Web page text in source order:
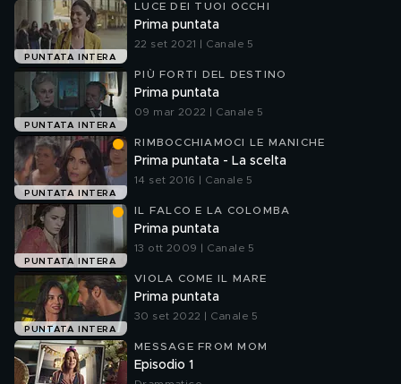
PUNTATA INTERA
LUCE DEI TUOI OCCHI
Prima puntata
22 set 2021 | Canale 5
PUNTATA INTERA
PIÙ FORTI DEL DESTINO
Prima puntata
09 mar 2022 | Canale 5
PUNTATA INTERA
RIMBOCCHIAMOCI LE MANICHE
Prima puntata - La scelta
14 set 2016 | Canale 5
PUNTATA INTERA
IL FALCO E LA COLOMBA
Prima puntata
13 ott 2009 | Canale 5
PUNTATA INTERA
VIOLA COME IL MARE
Prima puntata
30 set 2022 | Canale 5
MESSAGE FROM MOM
Episodio 1